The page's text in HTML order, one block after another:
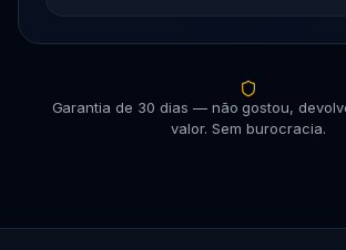
Garantia de 30 dias — não gostou,
valor. Sem burocracia.